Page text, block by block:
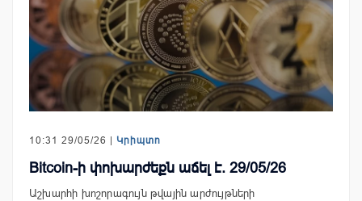
10:31 29/05/26 | Կրիպտո
Bitcoin-ի փոխարժեքն աճել է. 29/05/26
Աշխարհի խոշորագույն թվային արժույթների